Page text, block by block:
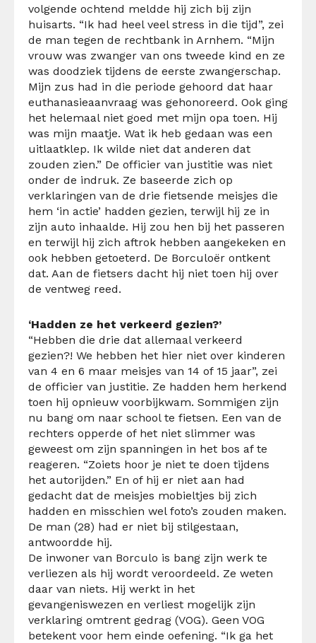
volgende ochtend meldde hij zich bij zijn
huisarts. “Ik had heel veel stress in die tijd”, zei
de man tegen de rechtbank in Arnhem. “Mijn
vrouw was zwanger van ons tweede kind en ze
was doodziek tijdens de eerste zwangerschap.
Mijn zus had in die periode gehoord dat haar
euthanasieaanvraag was gehonoreerd. Ook ging
het helemaal niet goed met mijn opa toen. Hij
was mijn maatje. Wat ik heb gedaan was een
uitlaatklep. Ik wilde niet dat anderen dat
zouden zien.” De officier van justitie was niet
onder de indruk. Ze baseerde zich op
verklaringen van de drie fietsende meisjes die
hem ‘in actie’ hadden gezien, terwijl hij ze in
zijn auto inhaalde. Hij zou hen bij het passeren
en terwijl hij zich aftrok hebben aangekeken en
ook hebben getoeterd. De Borculoër ontkent
dat. Aan de fietsers dacht hij niet toen hij over
de ventweg reed.
‘Hadden ze het verkeerd gezien?’
“Hebben die drie dat allemaal verkeerd
gezien?! We hebben het hier niet over kinderen
van 4 en 6 maar meisjes van 14 of 15 jaar”, zei
de officier van justitie. Ze hadden hem herkend
toen hij opnieuw voorbijkwam. Sommigen zijn
nu bang om naar school te fietsen. Een van de
rechters opperde of het niet slimmer was
geweest om zijn spanningen in het bos af te
reageren. “Zoiets hoor je niet te doen tijdens
het autorijden.” En of hij er niet aan had
gedacht dat de meisjes mobieltjes bij zich
hadden en misschien wel foto’s zouden maken.
De man (28) had er niet bij stilgestaan,
antwoordde hij.
De inwoner van Borculo is bang zijn werk te
verliezen als hij wordt veroordeeld. Ze weten
daar van niets. Hij werkt in het
gevangeniswezen en verliest mogelijk zijn
verklaring omtrent gedrag (VOG). Geen VOG
betekent voor hem einde oefening. “Ik ga het